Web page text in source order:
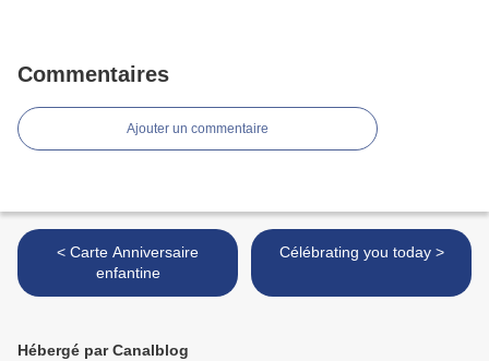
Commentaires
Ajouter un commentaire
< Carte Anniversaire
enfantine
Célébrating you today >
Hébergé par Canalblog